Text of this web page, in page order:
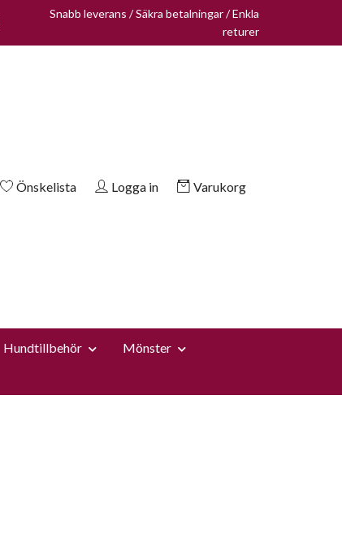
Snabb leverans / Säkra betalningar / Enkla
returer
Önskelista Logga in Varukorg
Hundtillbehör
Mönster